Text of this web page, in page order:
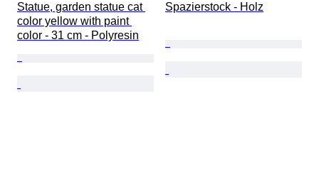
Statue, garden statue cat
color yellow with paint
color - 31 cm - Polyresin
Spazierstock - Holz